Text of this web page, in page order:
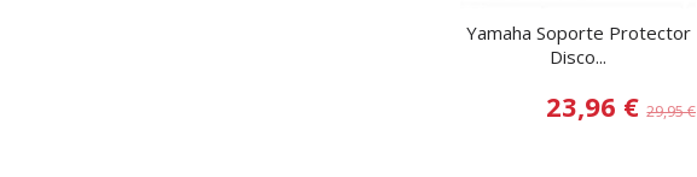
Yamaha Soporte Protector
Disco...
23,96 €29,95 €